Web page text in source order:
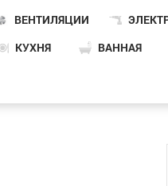
ВЕНТИЛЯЦИИ
КУХНЯ ВАННАЯ